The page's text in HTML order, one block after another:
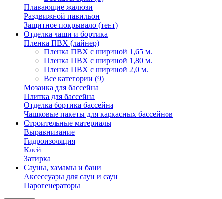
Плавающие жалюзи
Раздвижной павильон
Защитное покрывало (тент)
Отделка чаши и бортика
Пленка ПВХ (лайнер)
Пленка ПВХ с шириной 1,65 м.
Пленка ПВХ с шириной 1,80 м.
Пленка ПВХ с шириной 2,0 м.
Все категории (9)
Мозаика для бассейна
Плитка для бассейна
Отделка бортика бассейна
Чашковые пакеты для каркасных бассейнов
Строительные материалы
Выравнивание
Гидроизоляция
Клей
Затирка
Сауны, хамамы и бани
Аксессуары для саун и саун
Парогенераторы